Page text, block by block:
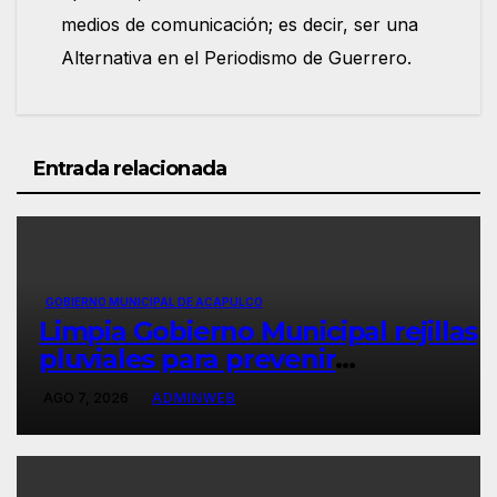
medios de comunicación; es decir, ser una
Alternativa en el Periodismo de Guerrero.
Entrada relacionada
GOBIERNO MUNICIPAL DE ACAPULCO
Limpia Gobierno Municipal rejillas
pluviales para prevenir
encharcamientos
ADMINWEB